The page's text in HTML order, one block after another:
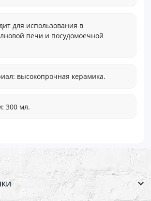
для использования в
печи и посудомоечной
высокопрочная керамика.
300 мл.